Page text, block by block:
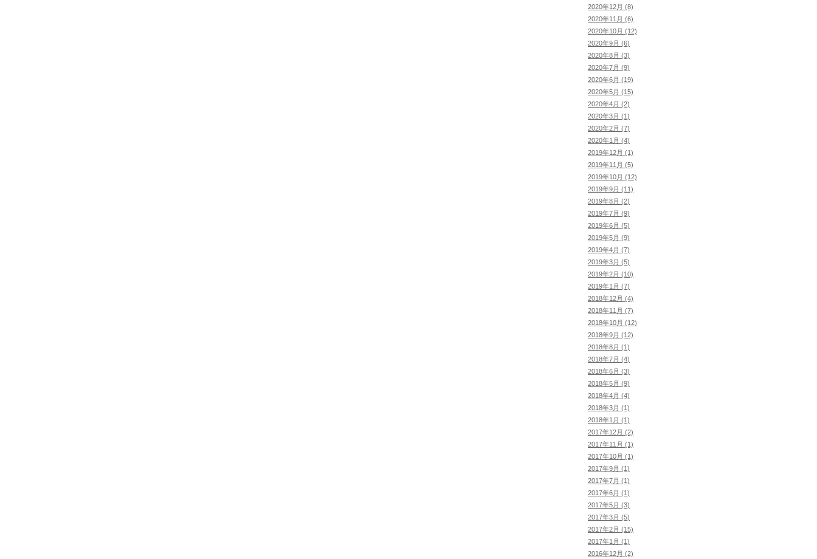
2020年12月 (8)
2020年11月 (6)
2020年10月 (12)
2020年9月 (6)
2020年8月 (3)
2020年7月 (9)
2020年6月 (19)
2020年5月 (15)
2020年4月 (2)
2020年3月 (1)
2020年2月 (7)
2020年1月 (4)
2019年12月 (1)
2019年11月 (5)
2019年10月 (12)
2019年9月 (11)
2019年8月 (2)
2019年7月 (9)
2019年6月 (5)
2019年5月 (9)
2019年4月 (7)
2019年3月 (5)
2019年2月 (10)
2019年1月 (7)
2018年12月 (4)
2018年11月 (7)
2018年10月 (12)
2018年9月 (12)
2018年8月 (1)
2018年7月 (4)
2018年6月 (3)
2018年5月 (9)
2018年4月 (4)
2018年3月 (1)
2018年1月 (1)
2017年12月 (2)
2017年11月 (1)
2017年10月 (1)
2017年9月 (1)
2017年7月 (1)
2017年6月 (1)
2017年5月 (3)
2017年3月 (5)
2017年2月 (15)
2017年1月 (1)
2016年12月 (2)